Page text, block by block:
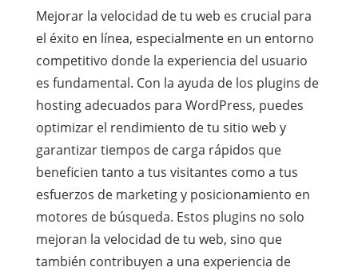
Mejorar la velocidad de tu web es crucial para
el éxito en línea, especialmente en un entorno
competitivo donde la experiencia del usuario
es fundamental. Con la ayuda de los plugins de
hosting adecuados para WordPress, puedes
optimizar el rendimiento de tu sitio web y
garantizar tiempos de carga rápidos que
beneficien tanto a tus visitantes como a tus
esfuerzos de marketing y posicionamiento en
motores de búsqueda. Estos plugins no solo
mejoran la velocidad de tu web, sino que
también contribuyen a una experiencia de